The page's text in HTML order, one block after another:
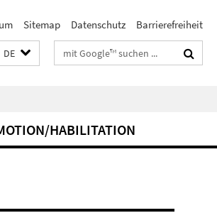
Sitemap Datenschutz Barrierefreiheit
DE Suchbegriffe
HABILITATION